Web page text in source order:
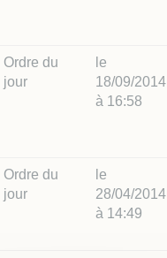
Ordre du
jour
le
18/09/2014
à 16:58
Ordre du
jour
le
28/04/2014
à 14:49